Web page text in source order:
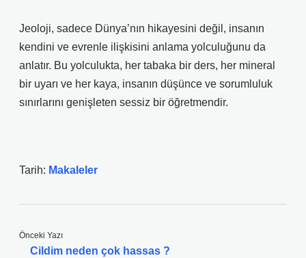
Jeoloji, sadece Dünya’nın hikayesini değil, insanın
kendini ve evrenle ilişkisini anlama yolculuğunu da
anlatır. Bu yolculukta, her tabaka bir ders, her mineral
bir uyarı ve her kaya, insanın düşünce ve sorumluluk
sınırlarını genişleten sessiz bir öğretmendir.
Tarih: Makaleler
Önceki Yazı
Cildim neden çok hassas ?